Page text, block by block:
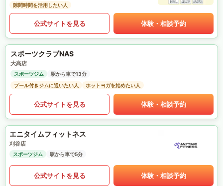
隙間時間を活用したい人
公式サイトを見る 体験・相談予約
スポーツクラブNAS
大高店
スポーツジム
駅から車で13分
プール付きジムに通いたい人
ホットヨガを始めたい人
公式サイトを見る 体験・相談予約
エニタイムフィットネス
刈谷店
スポーツジム 駅から車で5分
公式サイトを見る 体験・相談予約